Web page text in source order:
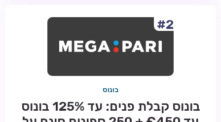
טיפים
#2
בונוס
בונוס קבלת פנים: עד 125% בונוס